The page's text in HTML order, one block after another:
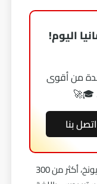
اليوم!
من أقوى
🎓🚀
اتصل بنا
تقدم جامعة لودفيغ ماكسيميليان في ميونخ، أكثر من 300